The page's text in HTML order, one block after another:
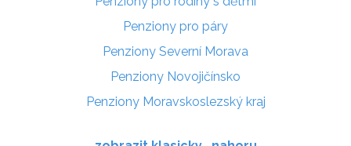
Penziony pro páry
Penziony Severní Morava
Penziony Novojičínsko
Penziony Moravskoslezský kraj